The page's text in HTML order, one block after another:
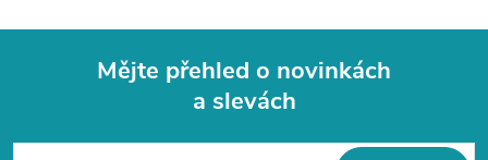
Mějte přehled o novinkách
a slevách